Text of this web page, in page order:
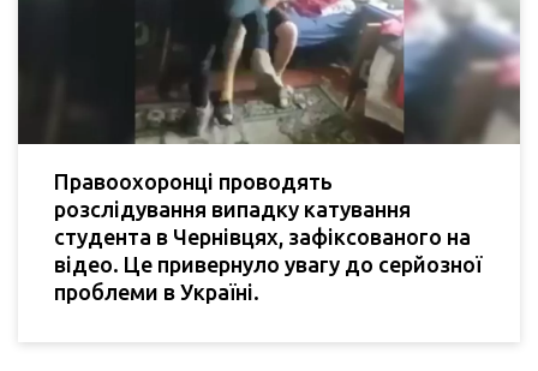
Правоохоронці проводять
розслідування випадку катування
студента в Чернівцях, зафіксованого на
відео. Це привернуло увагу до серйозної
проблеми в Україні.